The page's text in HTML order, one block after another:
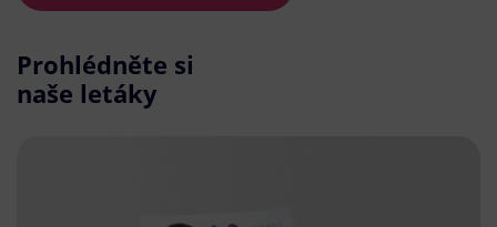
Prohlédněte si
naše letáky